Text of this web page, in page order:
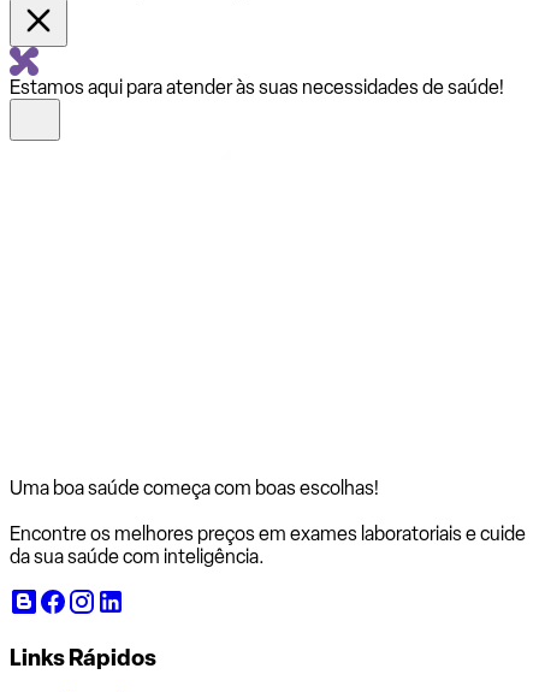
Estamos aqui para atender às suas necessidades de saúde!
Uma boa saúde começa com boas escolhas!
Encontre os melhores preços em exames laboratoriais e cuide
da sua saúde com inteligência.
Links Rápidos